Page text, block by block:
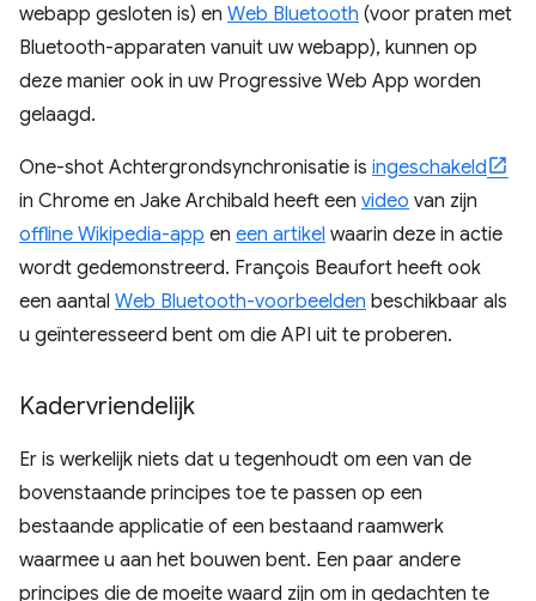
webapp gesloten is) en Web Bluetooth (voor praten met
Bluetooth-apparaten vanuit uw webapp), kunnen op
deze manier ook in uw Progressive Web App worden
gelaagd.
One-shot Achtergrondsynchronisatie is ingeschakeld
in Chrome en Jake Archibald heeft een video van zijn
offline Wikipedia-app en een artikel waarin deze in actie
wordt gedemonstreerd. François Beaufort heeft ook
een aantal Web Bluetooth-voorbeelden beschikbaar als
u geïnteresseerd bent om die API uit te proberen.
Kadervriendelijk
Er is werkelijk niets dat u tegenhoudt om een ​​van de
bovenstaande principes toe te passen op een
bestaande applicatie of een bestaand raamwerk
waarmee u aan het bouwen bent. Een paar andere
principes die de moeite waard zijn om in gedachten te